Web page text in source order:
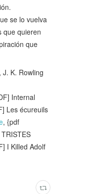
se lo vuelva
que quieren
que
K. Rowling
Internal
Les écureuils
, {pdf
I Killed Adolf